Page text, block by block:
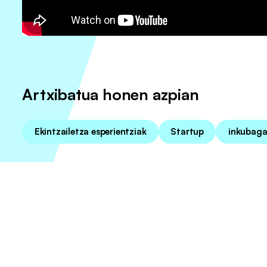
Artxibatua honen azpian
Ekintzailetza esperientziak Startup